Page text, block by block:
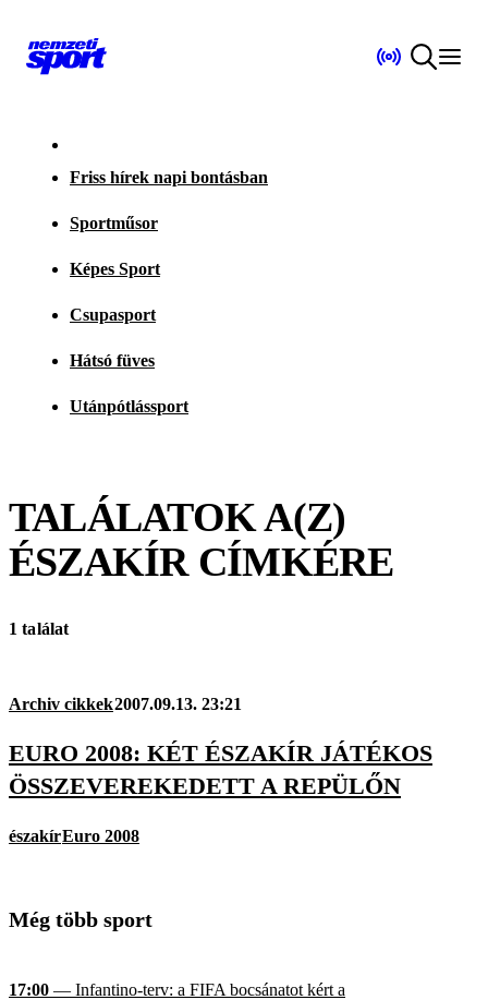
Friss hírek napi bontásban
Sportműsor
Képes Sport
Csupasport
Hátsó füves
Utánpótlássport
TALÁLATOK A(Z)
ÉSZAKÍRCÍMKÉRE
1 találat
Archiv cikkek2007.09.13. 23:21
EURO 2008: KÉT ÉSZAKÍR JÁTÉKOS
ÖSSZEVEREKEDETT A REPÜLŐN
északírEuro 2008
Még több sport
17:00 — Infantino-terv: a FIFA bocsánatot kért a